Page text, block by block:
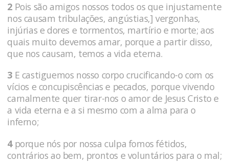
2 Pois são amigos nossos todos os que injustamente
nos causam tribulações, angústias,] vergonhas,
injúrias e dores e tormentos, martírio e morte; aos
quais muito devemos amar, porque a partir disso,
que nos causam, temos a vida eterna.
3 E castiguemos nosso corpo crucificando-o com os
vícios e concupiscências e pecados, porque vivendo
carnalmente quer tirar-nos o amor de Jesus Cristo e
a vida eterna e a si mesmo com a alma para o
inferno;
4porque nós por nossa culpa fomos fétidos,
contrários ao bem, prontos e voluntários para o mal;